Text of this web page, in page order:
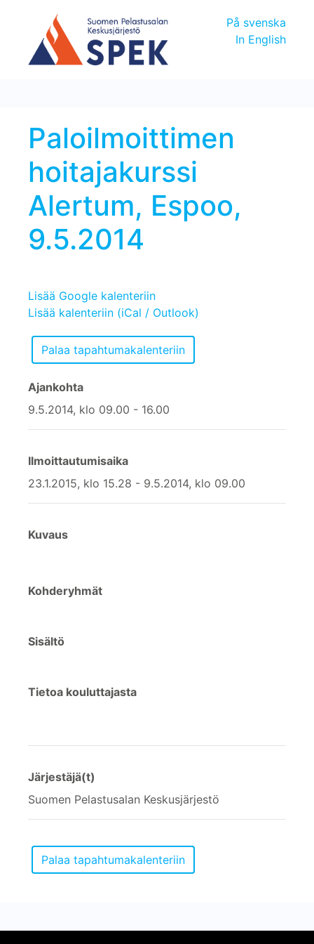
På svenska
In English
Paloilmoittimen
hoitajakurssi
Alertum, Espoo,
9.5.2014
Lisää Google kalenteriin
Lisää kalenteriin (iCal / Outlook)
Ajankohta
9.5.2014, klo 09.00 - 16.00
Ilmoittautumisaika
23.1.2015, klo 15.28 - 9.5.2014, klo 09.00
Kuvaus
Kohderyhmät
Sisältö
Tietoa kouluttajasta
Järjestäjä(t)
Suomen Pelastusalan Keskusjärjestö